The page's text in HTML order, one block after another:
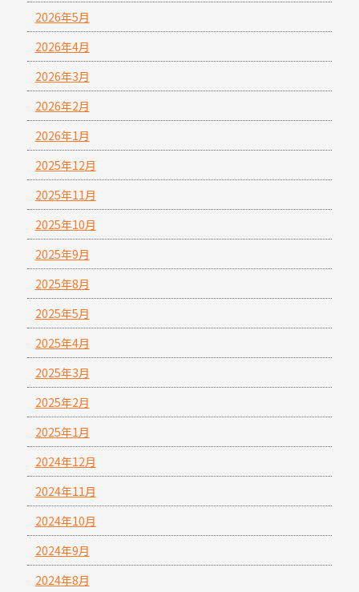
2026年5月
2026年4月
2026年3月
2026年2月
2026年1月
2025年12月
2025年11月
2025年10月
2025年9月
2025年8月
2025年5月
2025年4月
2025年3月
2025年2月
2025年1月
2024年12月
2024年11月
2024年10月
2024年9月
2024年8月